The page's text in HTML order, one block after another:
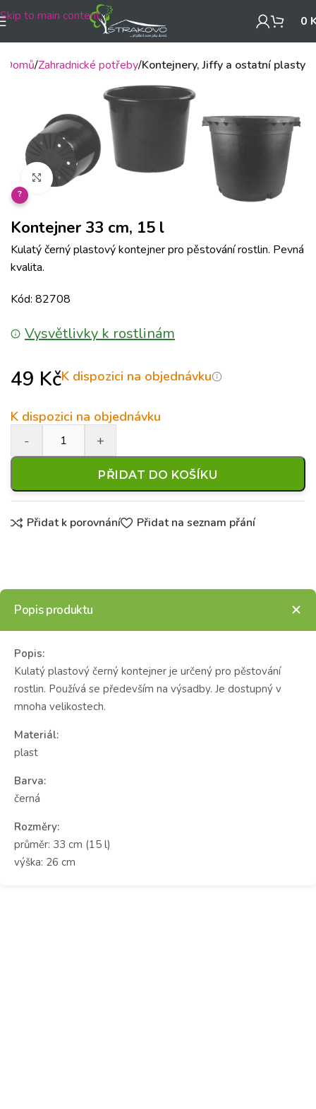
Skip to main content 0
Domů Zahradnické potřeby Kontejnery, Jiffy a ostatní plasty
Klikněte pro zvětšení
?
Kontejner 33 cm, 15 l
Kulatý černý plastový kontejner pro pěstování rostlin. Pevná
kvalita.
Kód: 82708
Vysvětlivky k rostlinám
49 KčK dispozici na objednávku
K dispozici na objednávku
PŘIDAT DO KOŠÍKU
Přidat k porovnání Přidat na seznam přání
Popis produktu
Popis:
Kulatý plastový černý kontejner je určený pro pěstování
rostlin. Používá se především na výsadby. Je dostupný v
mnoha velikostech.
Materiál:
plast
Barva:
černá
Rozměry:
průměr: 33 cm (15 l)
výška: 26 cm